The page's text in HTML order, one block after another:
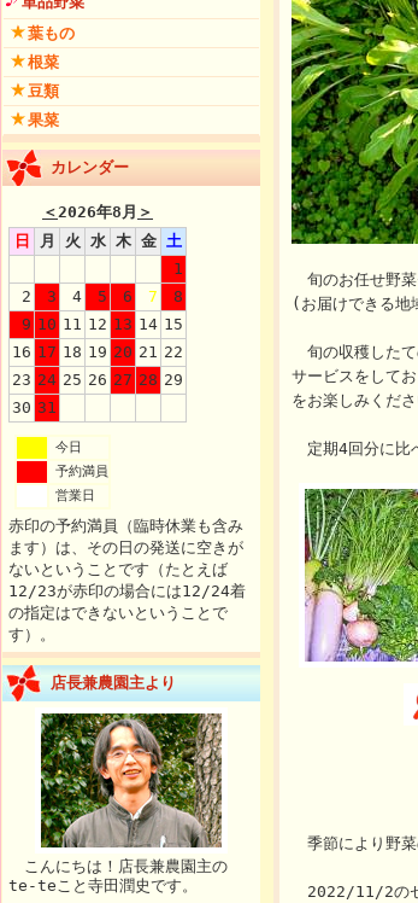
葉もの
根菜
豆類
果菜
カレンダー
＜2026年8月 ＞
日
月 火 水 木 金 土
1
2
3 4 5 6 7
8
9 10 11 12 13 14 15
16 17 18 19 20 21 22
23 24 25 26 27 28 29
30 31
今日
予約満員
営業日
赤印の予約満員（臨時休業も含み
ます）は、その日の発送に空きが
ないということです（たとえば
12/23が赤印の場合には12/24着
の指定はできないということで
す）。
店長兼農園主より
こんにちは！店長兼農園主の
te-teこと寺田潤史です。
旬のお任せ野菜
(お届けできる地
旬の収穫したて
サービスをして
をお楽しみくださ
定期4回分に比
季節により野菜
2022/11/2のセ